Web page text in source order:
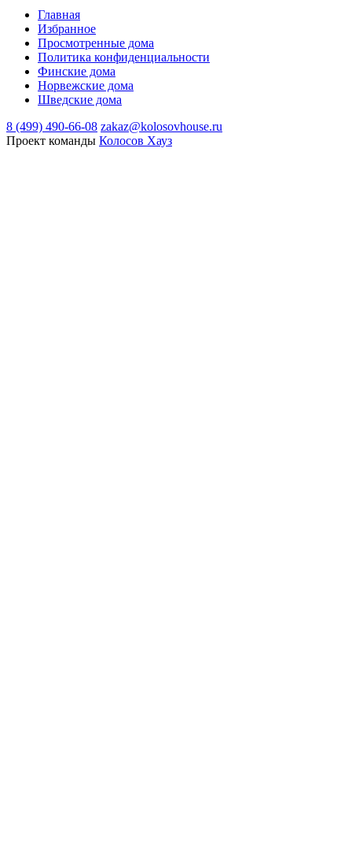
Главная
Избранное
Просмотренные дома
Политика конфиденциальности
Финские дома
Норвежские дома
Шведские дома
8 (499) 490-66-08 zakaz@kolosovhouse.ru
Проект команды Колосов Хауз